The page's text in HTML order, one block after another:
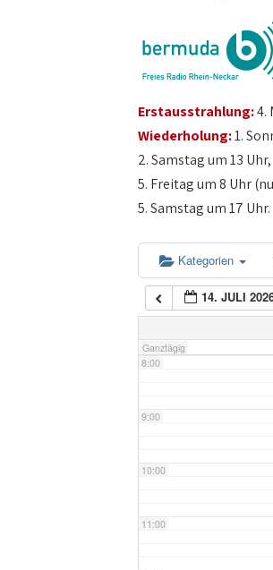
Erstausstrahlung:4.
Wiederholung:1.
2. Samstag um 13 Uhr,
5. Freitag um 8 Uhr
5. Samstag um 17 Uhr.
Kategorien
14. JULI
Ganztägig
2:00
5:00
6:00
7:00
8:00
9:00
10:00
11:00